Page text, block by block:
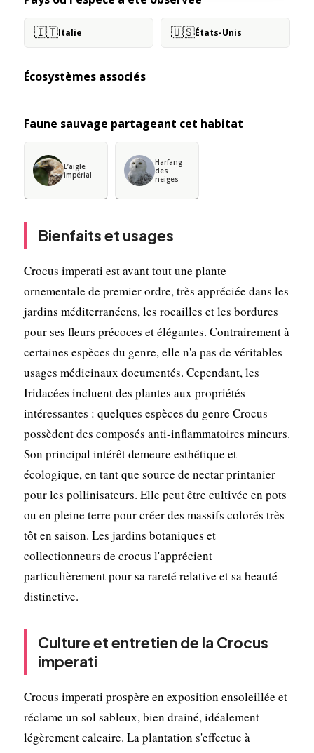
🇮🇹Italie 🇺🇸États-Unis
Écosystèmes associés
Faune sauvage partageant cet habitat
L’aigle
impérial
Harfang
des
neiges
Bienfaits et usages
Crocus imperati est avant tout une plante
ornementale de premier ordre, très appréciée dans les
jardins méditerranéens, les rocailles et les bordures
pour ses fleurs précoces et élégantes. Contrairement à
certaines espèces du genre, elle n'a pas de véritables
usages médicinaux documentés. Cependant, les
Iridacées incluent des plantes aux propriétés
intéressantes : quelques espèces du genre Crocus
possèdent des composés anti-inflammatoires mineurs.
Son principal intérêt demeure esthétique et
écologique, en tant que source de nectar printanier
pour les pollinisateurs. Elle peut être cultivée en pots
ou en pleine terre pour créer des massifs colorés très
tôt en saison. Les jardins botaniques et
collectionneurs de crocus l'apprécient
particulièrement pour sa rareté relative et sa beauté
distinctive.
Culture et entretien de la Crocus
imperati
Crocus imperati prospère en exposition ensoleillée et
réclame un sol sableux, bien drainé, idéalement
légèrement calcaire. La plantation s'effectue à